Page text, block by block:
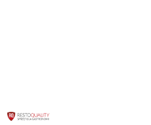
LOGO
PRODUCENTA